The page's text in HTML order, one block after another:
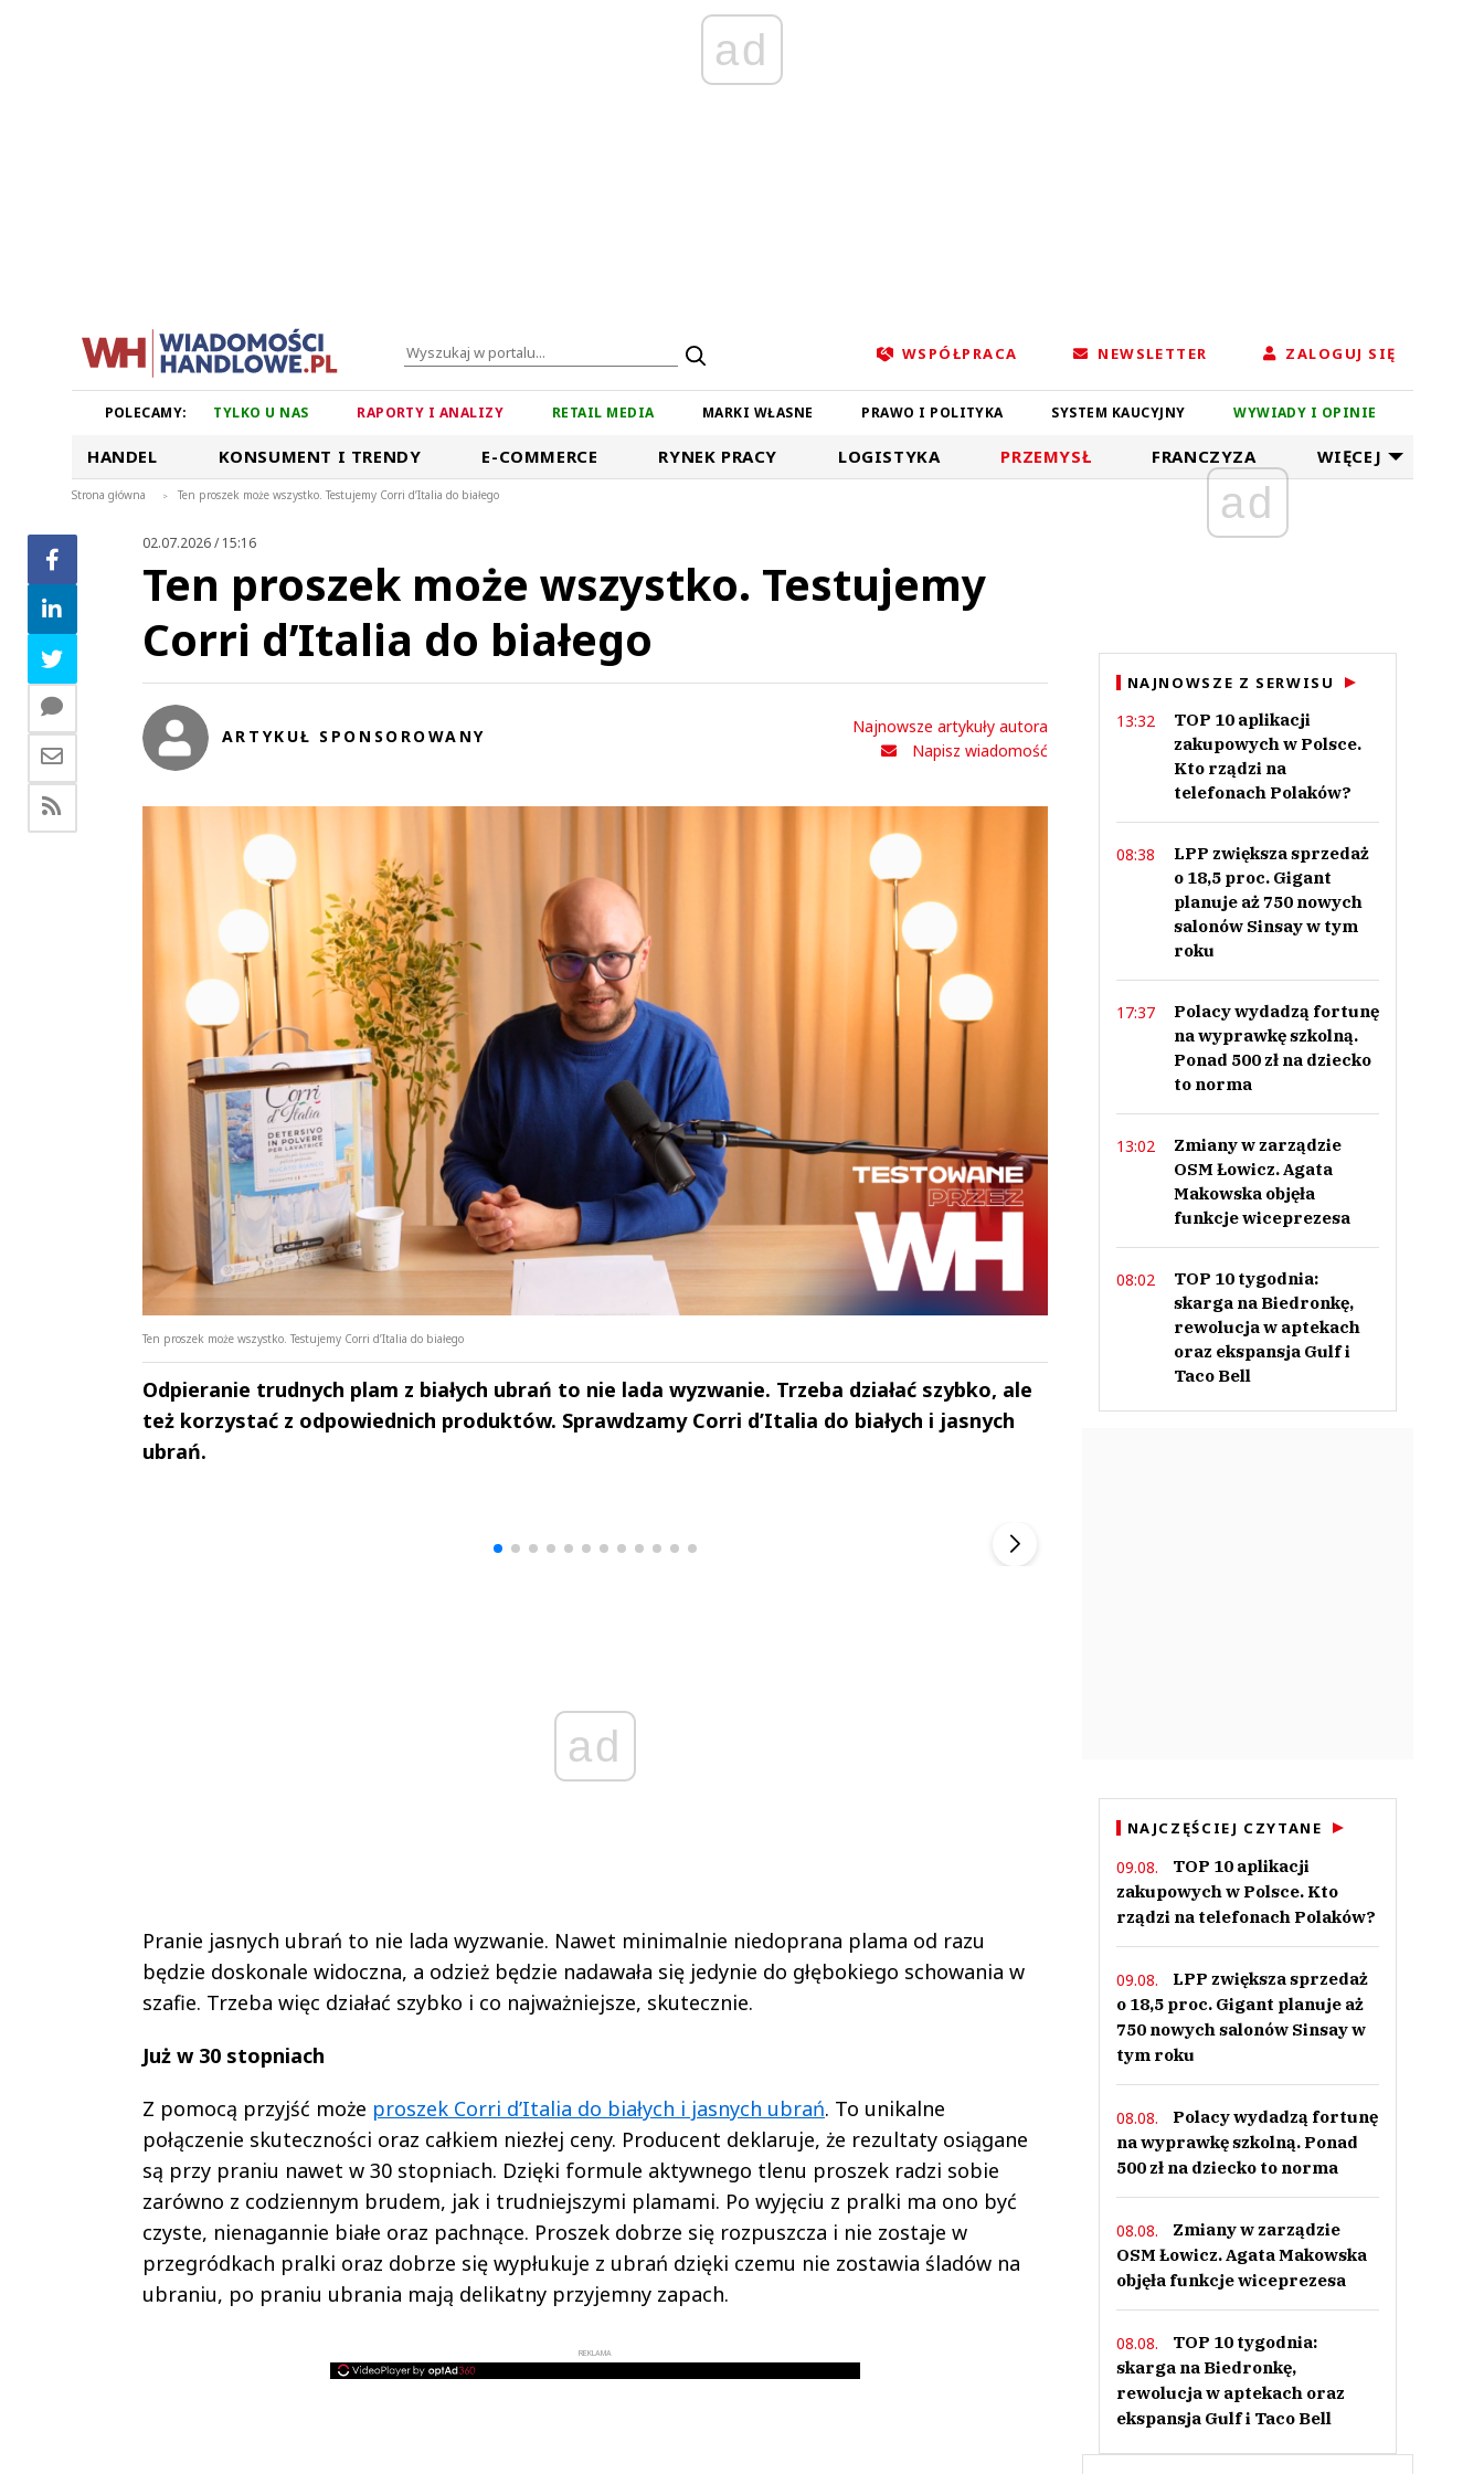
ad
WSPÓŁPRACA NEWSLETTER ZALOGUJ SIĘ
POLECAMY: TYLKO U NAS RAPORTY I ANALIZY RETAIL MEDIA MARKI WŁASNE PRAWO I POLITYKA SYSTEM KAUCYJNY WYWIADY I OPINIE
HANDEL KONSUMENT I TRENDY E-COMMERCE RYNEK PRACY LOGISTYKA PRZEMYSŁ FRANCZYZA WIĘCEJ
Strona główna > Ten proszek może wszystko. Testujemy Corri d’Italia do białego
02.07.2026 / 15:16
Ten proszek może wszystko. Testujemy
Corri d’Italia do białego
ARTYKUŁ SPONSOROWANY
Najnowsze artykuły autora
Napisz wiadomość
Ten proszek może wszystko. Testujemy Corri d’Italia do białego
Odpieranie trudnych plam z białych ubrań to nie lada wyzwanie. Trzeba działać szybko, ale
też korzystać z odpowiednich produktów. Sprawdzamy Corri d’Italia do białych i jasnych
ubrań.
ad
Pranie jasnych ubrań to nie lada wyzwanie. Nawet minimalnie niedoprana plama od razu
będzie doskonale widoczna, a odzież będzie nadawała się jedynie do głębokiego schowania w
szafie. Trzeba więc działać szybko i co najważniejsze, skutecznie.
Już w 30 stopniach
Z pomocą przyjść może proszek Corri d’Italia do białych i jasnych ubrań. To unikalne
połączenie skuteczności oraz całkiem niezłej ceny. Producent deklaruje, że rezultaty osiągane
są przy praniu nawet w 30 stopniach. Dzięki formule aktywnego tlenu proszek radzi sobie
zarówno z codziennym brudem, jak i trudniejszymi plamami. Po wyjęciu z pralki ma ono być
czyste, nienagannie białe oraz pachnące. Proszek dobrze się rozpuszcza i nie zostaje w
przegródkach pralki oraz dobrze się wypłukuje z ubrań dzięki czemu nie zostawia śladów na
ubraniu, po praniu ubrania mają delikatny przyjemny zapach.
REKLAMA
ad
NAJNOWSZE Z SERWISU
13:32
TOP 10 aplikacji
zakupowych w Polsce.
Kto rządzi na
telefonach Polaków?
08:38
LPP zwiększa sprzedaż
o 18,5 proc. Gigant
planuje aż 750 nowych
salonów Sinsay w tym
roku
17:37
Polacy wydadzą fortunę
na wyprawkę szkolną.
Ponad 500 zł na dziecko
to norma
13:02
Zmiany w zarządzie
OSM Łowicz. Agata
Makowska objęła
funkcje wiceprezesa
08:02
TOP 10 tygodnia:
skarga na Biedronkę,
rewolucja w aptekach
oraz ekspansja Gulf i
Taco Bell
NAJCZĘŚCIEJ CZYTANE
09.08.
TOP 10 aplikacji
zakupowych w Polsce. Kto
rządzi na telefonach Polaków?
09.08.
LPP zwiększa sprzedaż
o 18,5 proc. Gigant planuje aż
750 nowych salonów Sinsay w
tym roku
08.08.
Polacy wydadzą fortunę
na wyprawkę szkolną. Ponad
500 zł na dziecko to norma
08.08.
Zmiany w zarządzie
OSM Łowicz. Agata Makowska
objęła funkcje wiceprezesa
08.08.
TOP 10 tygodnia:
skarga na Biedronkę,
rewolucja w aptekach oraz
ekspansja Gulf i Taco Bell